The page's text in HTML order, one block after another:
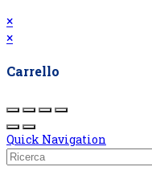
×
×
Carrello
Quick Navigation